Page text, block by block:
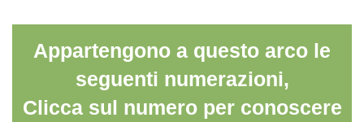
Appartengono a questo arco le
seguenti numerazioni,
Clicca sul numero per conoscere